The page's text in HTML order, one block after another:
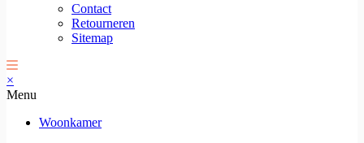
Contact
Retourneren
Sitemap
×
Menu
Woonkamer